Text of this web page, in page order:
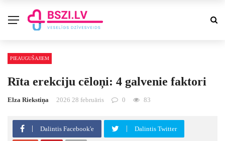
PIEAUGUŠAJIEM
Rīta erekciju cēloņi: 4 galvenie faktori
Elza Riekstiņa 2026 28 februāris 0 83
Dalintis Facebook'e Dalintis Twitter